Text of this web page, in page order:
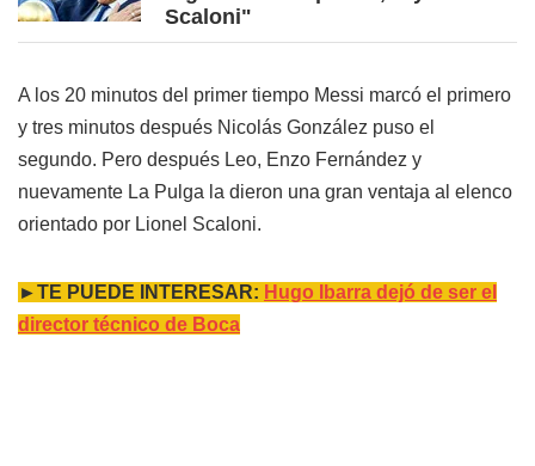
Scaloni"
A los 20 minutos del primer tiempo Messi marcó el primero
y tres minutos después Nicolás González puso el
segundo. Pero después Leo, Enzo Fernández y
nuevamente La Pulga la dieron una gran ventaja al elenco
orientado por Lionel Scaloni.
►TE PUEDE INTERESAR: Hugo Ibarra dejó de ser el
director técnico de Boca